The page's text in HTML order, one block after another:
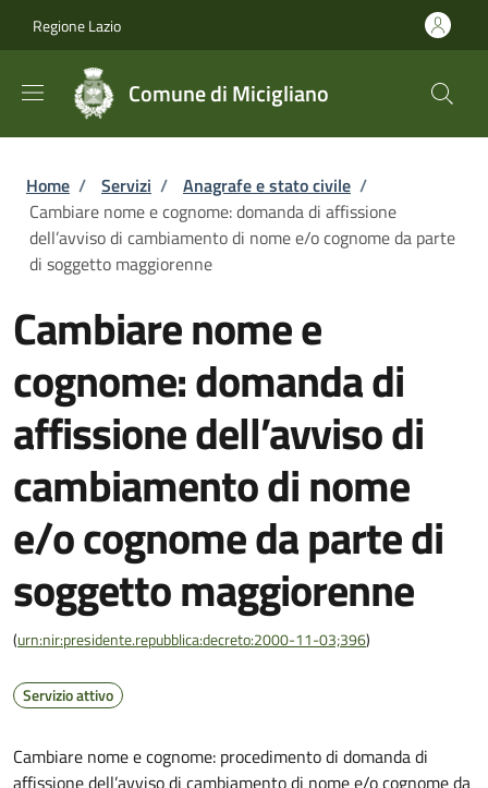
Regione Lazio
Comune di Micigliano
Briciole di pane
Home / Servizi / Anagrafe e stato civile /
Cambiare nome e cognome: domanda di affissione
dell’avviso di cambiamento di nome e/o cognome da parte
di soggetto maggiorenne
Cambiare nome e
cognome: domanda di
affissione dell’avviso di
cambiamento di nome
e/o cognome da parte di
soggetto maggiorenne
(urn:nir:presidente.repubblica:decreto:2000-11-03;396)
Servizio attivo
Cambiare nome e cognome: procedimento di domanda di
affissione dell’avviso di cambiamento di nome e/o cognome da